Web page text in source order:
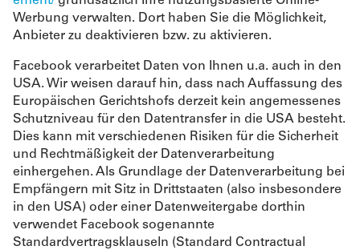
Werbung verwalten. Dort haben Sie die Möglichkeit,
Anbieter zu deaktivieren bzw. zu aktivieren.
Facebook verarbeitet Daten von Ihnen u.a. auch in den
USA. Wir weisen darauf hin, dass nach Auffassung des
Europäischen Gerichtshofs derzeit kein angemessenes
Schutzniveau für den Datentransfer in die USA besteht.
Dies kann mit verschiedenen Risiken für die Sicherheit
und Rechtmäßigkeit der Datenverarbeitung
einhergehen. Als Grundlage der Datenverarbeitung bei
Empfängern mit Sitz in Drittstaaten (also insbesondere
in den USA) oder einer Datenweitergabe dorthin
verwendet Facebook sogenannte
Standardvertragsklauseln (Standard Contractual